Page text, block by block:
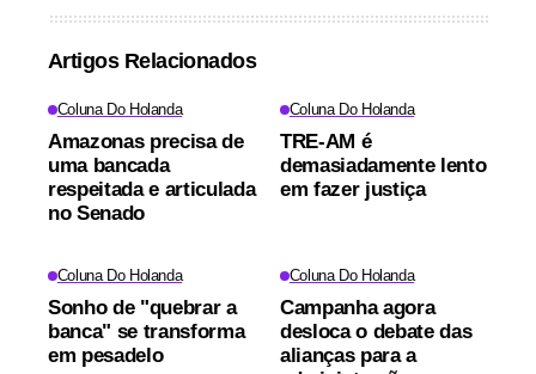
Artigos Relacionados
Coluna Do Holanda
Amazonas precisa de
uma bancada
respeitada e articulada
no Senado
Coluna Do Holanda
TRE-AM é
demasiadamente lento
em fazer justiça
Coluna Do Holanda
Sonho de "quebrar a
banca" se transforma
em pesadelo
Coluna Do Holanda
Campanha agora
desloca o debate das
alianças para a